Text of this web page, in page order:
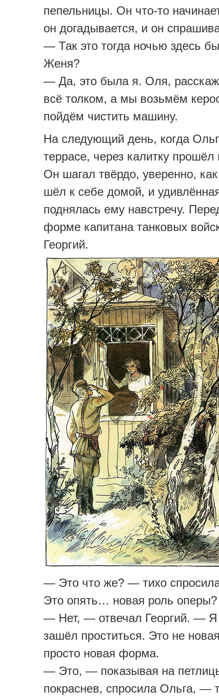
пепельницы. Он что-то
он догадывается, и он
— Так это тогда ночью здесь
Женя?
— Да, это была я. Оля,
всё толком, а мы возьмём
пойдём чистить машину.
На следующий день, когда
террасе, через калитку
Он шагал твёрдо, уверенно,
шёл к себе домой, и
поднялась ему навстречу.
форме капитана танковых
Георгий.
— Это что же? — тихо
Это опять… новая роль оперы?
— Нет, — отвечал Георгий. — Я
зашёл проститься. Это не
просто новая форма.
— Это, — показывая на
покраснев, спросила Ольга, —